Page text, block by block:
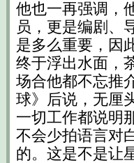
他也一再强调，
员，更是编剧、
是多么重要，因
终于浮出水面，
场合他都不忘推
球》后说，无厘
一切工作都说明
不会少拍语言对
的。这是不是让